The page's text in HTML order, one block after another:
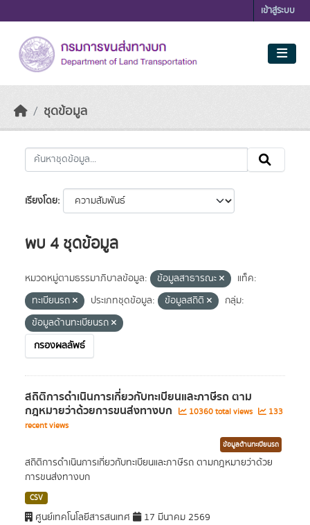
เข้าสู่ระบบ
ชุดข้อมูล
เรียงโดย
พบ 4 ชุดข้อมูล
หมวดหมู่ตามธรรมาภิบาลข้อมูล: ข้อมูลสาธารณะ
แท็ค:
ทะเบียนรถ
ประเภทชุดข้อมูล: ข้อมูลสถิติ
กลุ่ม:
ข้อมูลด้านทะเบียนรถ
กรองผลลัพธ์
สถิติการดำเนินการเกี่ยวกับทะเบียนและภาษีรถ ตาม
กฎหมายว่าด้วยการขนส่งทางบก 10360 total views
133
recent views
ข้อมูลด้านทะเบียนรถ
สถิติการดำเนินการเกี่ยวกับทะเบียนและภาษีรถ ตามกฎหมายว่าด้วย
การขนส่งทางบก
CSV
ศูนย์เทคโนโลยีสารสนเทศ 17 มีนาคม 2569